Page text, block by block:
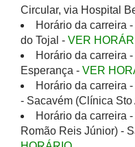
Circular, via Hospital
Horário da carreira
do Tojal - VER
Horário da carreira
Esperança - VER
Horário da carreira
- Sacavém (Clínica Sto
Horário da carreira
Romão Reis Júnior) -